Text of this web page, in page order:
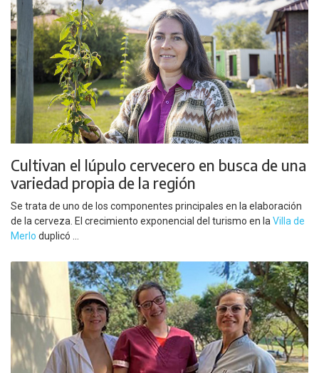
Cultivan el lúpulo cervecero en busca de una
variedad propia de la región
Se trata de uno de los componentes principales en la elaboración
de la cerveza. El crecimiento exponencial del turismo en laVilla de
Merlo duplicó ...